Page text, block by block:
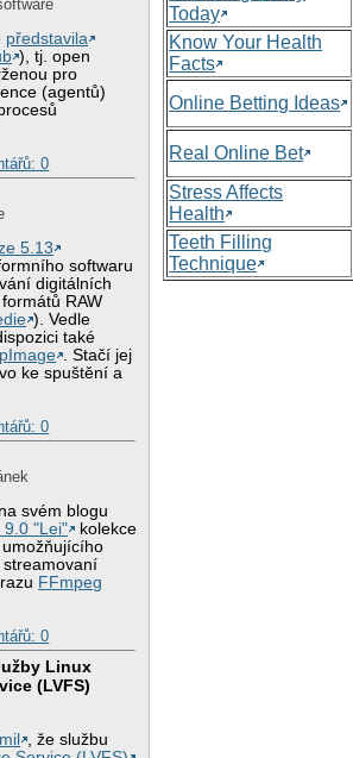
představila
), tj. open
pro
(agentů)
0
5.13
softwaru
digitálních
RAW
). Vedle
také
. Stačí jej
ke spuštění a
0
svém blogu
9.0 "Lei"
kolekce
FFmpeg
0
Linux
(LVFS)
, že službu
Today
Know Your Health
Facts
Online Betting Ideas
Real Online Bet
Stress Affects
Health
Teeth Filling
Technique